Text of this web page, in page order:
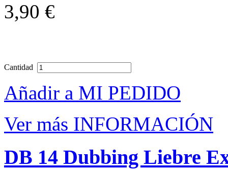
3,90 €
Cantidad
Añadir a MI PEDIDO
Ver más INFORMACIÓN
DB 14 Dubbing Liebre